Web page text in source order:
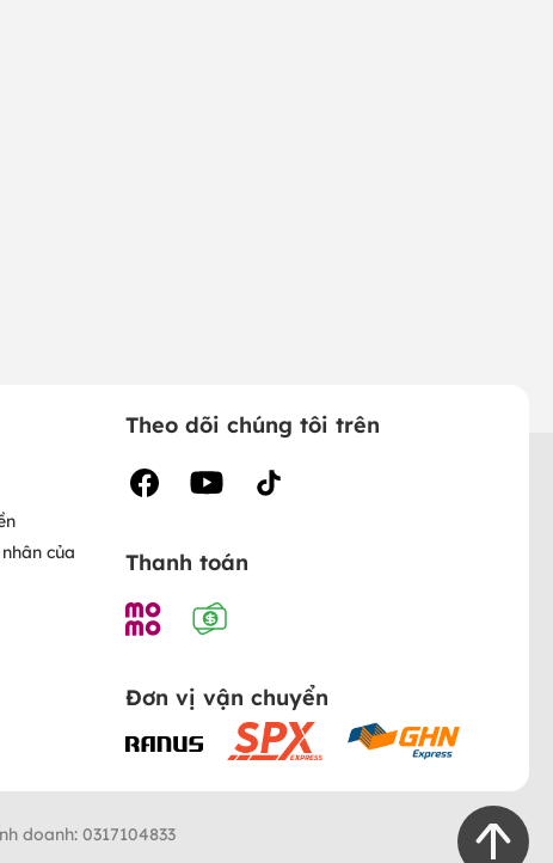
của
Theo dõi chúng tôi trên
Thanh toán
Đơn vị vận chuyển
doanh: 0317104833